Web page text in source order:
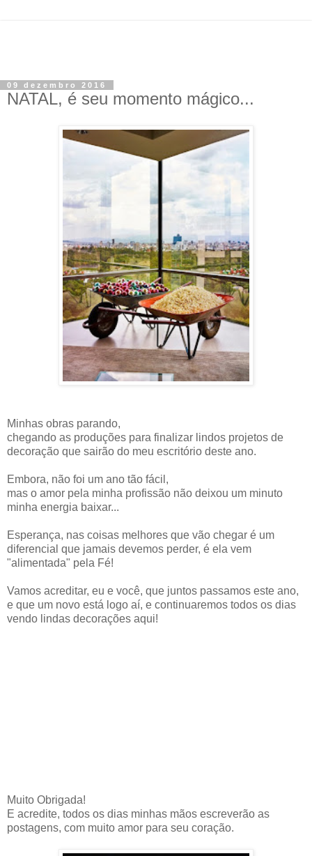
09 dezembro 2016
NATAL, é seu momento mágico...
Minhas obras parando,
chegando as produções para finalizar lindos projetos de
decoração que sairão do meu escritório deste ano.
Embora, não foi um ano tão fácil,
mas o amor pela minha profissão não deixou um minuto
minha energia baixar...
Esperança, nas coisas melhores que vão chegar é um
diferencial que jamais devemos perder, é ela vem
"alimentada" pela Fé!
Vamos acreditar, eu e você, que juntos passamos este ano,
e que um novo está logo aí, e continuaremos todos os dias
vendo lindas decorações aqui!
Muito Obrigada!
E acredite, todos os dias minhas mãos escreverão as
postagens, com muito amor para seu coração.